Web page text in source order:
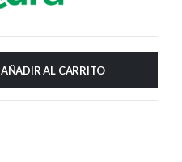
AÑADIR AL CARRITO